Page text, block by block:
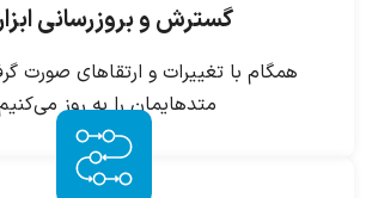
گسترش و بروزرسانی
همگام با تغییرات و ارتقاهای صورت
متدهایمان را به روز